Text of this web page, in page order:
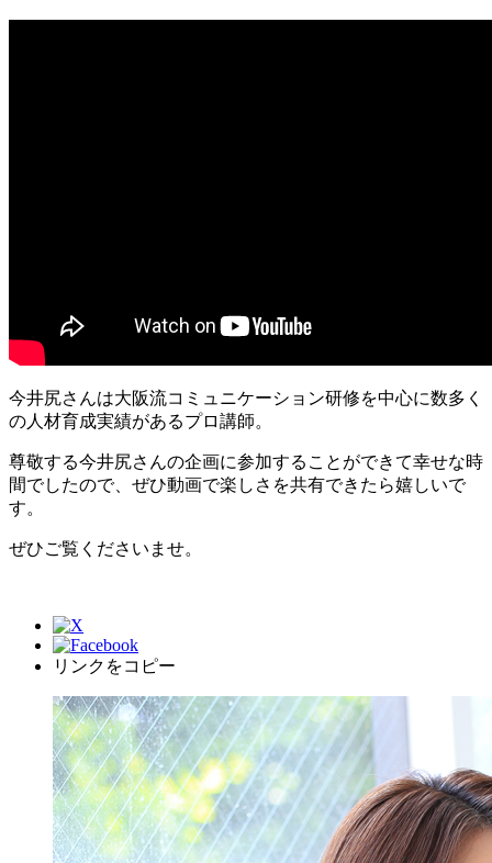
今井尻さんは大阪流コミュニケーション研修を中心に数多く
の人材育成実績があるプロ講師。
尊敬する今井尻さんの企画に参加することができて幸せな時
間でしたので、ぜひ動画で楽しさを共有できたら嬉しいで
す。
ぜひご覧くださいませ。
リンクをコピー